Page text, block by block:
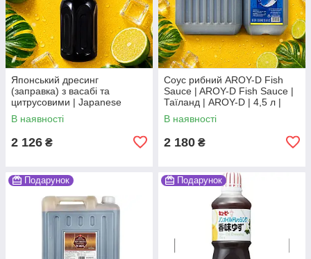
Японський дресинг
(заправка) з васабі та
цитрусовими | Japanese
Dressing Wasabi & Citrus |
Японія | Nihon Shokken | 1 л
В наявності
2 126 ₴
Соус рибний AROY-D Fish
Sauce | AROY-D Fish Sauce |
Таїланд | AROY-D | 4,5 л |
професійний формат
HoReCa МоЧДжХС
В наявності
2 180 ₴
Подарунок Подарунок